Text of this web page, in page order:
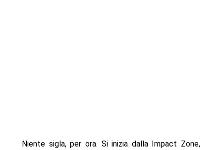
Niente sigla, per ora. Si inizia dalla Impact Zone,